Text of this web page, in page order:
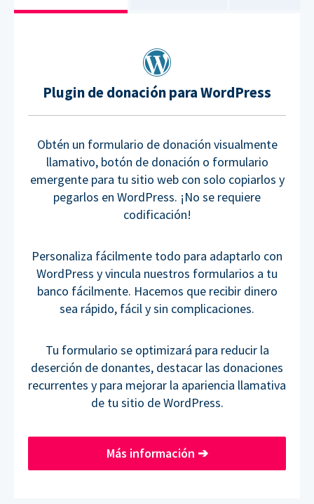
Plugin de donación para WordPress
Obtén un formulario de donación visualmente
llamativo, botón de donación o formulario
emergente para tu sitio web con solo copiarlos y
pegarlos en WordPress. ¡No se requiere
codificación!
Personaliza fácilmente todo para adaptarlo con
WordPress y vincula nuestros formularios a tu
banco fácilmente. Hacemos que recibir dinero
sea rápido, fácil y sin complicaciones.
Tu formulario se optimizará para reducir la
deserción de donantes, destacar las donaciones
recurrentes y para mejorar la apariencia llamativa
de tu sitio de WordPress.
Más información ➔